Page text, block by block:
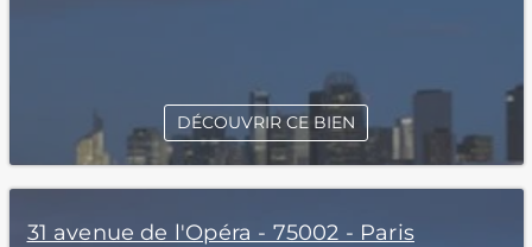
DÉCOUVRIR CE BIEN
31 avenue de l'Opéra - 75002 - Paris